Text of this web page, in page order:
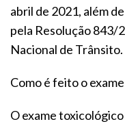
abril de 2021, além
pela Resolução 843/
Nacional de Trânsito.
Como é feito o
O exame